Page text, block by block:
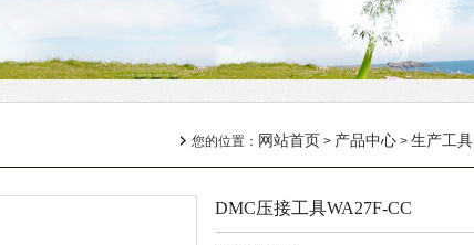
您的位置： 网站首页 > 产品中心 > 生产工具
DMC压接工具WA27F-CC